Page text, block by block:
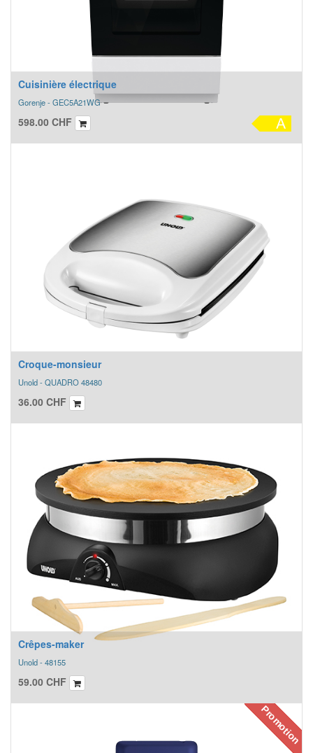
Cuisinière électrique
Gorenje - GEC5A21WG
598.00 CHF
Croque-monsieur
Unold - QUADRO 48480
36.00 CHF
Crêpes-maker
Unold - 48155
59.00 CHF
Promotion